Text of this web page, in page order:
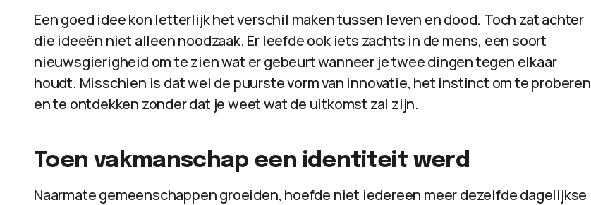
Een goed idee kon letterlijk het verschil maken tussen leven en dood. Toch zat achter
die ideeën niet alleen noodzaak. Er leefde ook iets zachts in de mens, een soort
nieuwsgierigheid om te zien wat er gebeurt wanneer je twee dingen tegen elkaar
houdt. Misschien is dat wel de puurste vorm van innovatie, het instinct om te proberen
en te ontdekken zonder dat je weet wat de uitkomst zal zijn.
Toen vakmanschap een identiteit werd
Naarmate gemeenschappen groeiden, hoefde niet iedereen meer dezelfde dagelijkse